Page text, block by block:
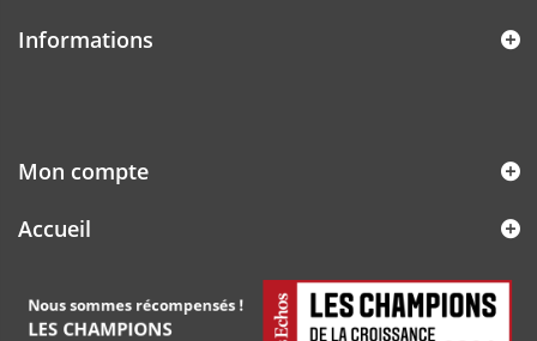
Informations
Mon compte
Accueil